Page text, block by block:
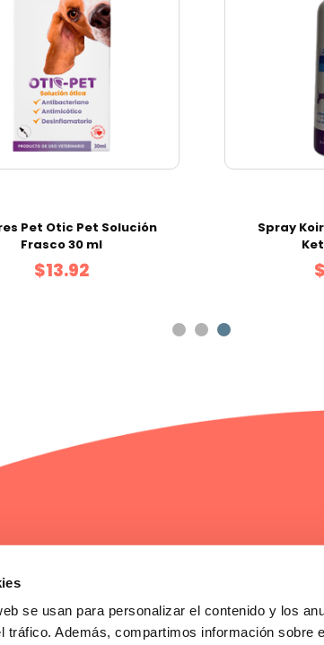
se usan para personalizar el contenido y los
tráfico. Además, compartimos información sobre
Pet Otic Pet Solución
Frasco 30 ml
$13.92
Spray
Garantía , cambios y devoluciones